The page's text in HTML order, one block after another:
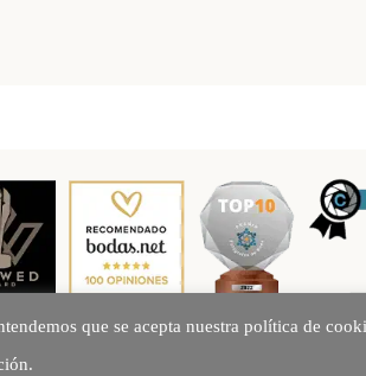
que se acepta nuestra política de